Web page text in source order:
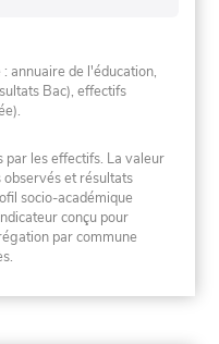
annuaire de l'éducation,
Bac), effectifs
par les effectifs. La valeur
et résultats
socio-académique
conçu pour
par commune